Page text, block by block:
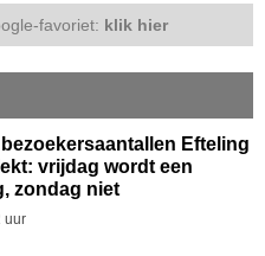
favoriet: klik hier
Efteling
vrijdag wordt een
zondag niet
uur